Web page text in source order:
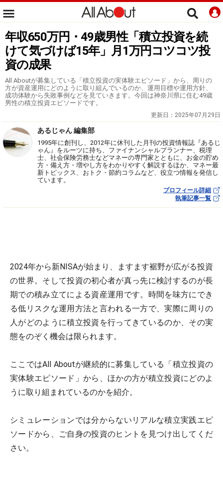
年収650万円・49歳男性「積立投資を続
けて気づけば15年」月1万円コツコツ投
資の成果
All Aboutが募集している「積立投資の実体験エピソード」から、周りの
方が資産運用にどのように取り組んでいるのか、運用目標や運用方針、
成功体験から失敗事例などを見ていきます。今回は神奈川県に住む49歳
男性の積立投資エピソードです。
更新日： 2025年07月29日
あるじゃん 編集部
1995年に創刊し、2012年に休刊した月刊の投資情報誌『あるじ
ゃん』をルーツに持ち、ファイナンシャルプランナー、税理
士、社会保険労務士などマネーの専門家とともに、お金の貯め
方・備え方・増やし方をわかりやすく解説するほか、マネー最
新トピックス、おトク・節約コラムなど、役立つ情報を発信し
ています。
プロフィール詳細
執筆記事一覧
2024年から新NISAが始まり、ますます裾野が広がる投資
の世界。そして投資の初心者が真っ先に検討するのが長
期での積み立てによる資産運用です。時間を味方にでき
る低リスクな運用方法と言われる一方で、実際に周りの
人がどのように積立投資を行ってきているのか、その実
態をのぞく機会は限られます。
ここではAll Aboutが継続的に募集している「積立投資の
実体験エピソード」から、ほかの方が積立投資にどのよ
うに取り組まれているのかを紹介。
シミュレーションでは分からないリアルな積立実践エピ
ソードから、ご自身の投資のヒントを見つけ出してくだ
さい。